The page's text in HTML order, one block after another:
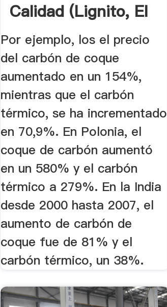
Calidad (lignito, El
...
Por ejemplo, los el precio
del carbón de coque
aumentado en un 154%,
mientras que el carbón
térmico, se ha incrementado
en 70,9%. En Polonia, el
coque de carbón aumentó
en un 580% y el carbón
térmico a 279%. En la India
desde 2000 hasta 2007, el
aumento de carbón de
coque fue de 81% y el
carbón térmico, un 38%.